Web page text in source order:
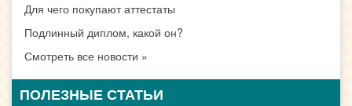
Для чего покупают аттестаты
Подлинный диплом, какой он?
Смотреть все новости »
ПОЛЕЗНЫЕ СТАТЬИ